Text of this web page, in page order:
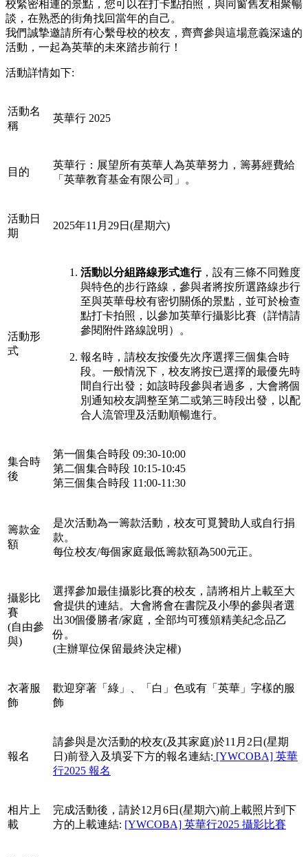
校緊密相連的景點，您可以在打卡點拍照，與同窗舊友相聚暢
談，在熟悉的街角找回當年的自己。
我們誠摯邀請所有心繫母校的校友，齊齊參與這場意義深遠的
活動，一起為英華的未來踏步前行！
活動詳情如下:
活動名
稱
英華行 2025
目的
英華行：展望所有英華人為英華努力，籌募經費給
「英華教育基金有限公司」。
活動日
期
2025年11月29日(星期六)
活動形
式
活動以分組路線形式進行，設有三條不同難度
與特色的步行路線，參與者將按所選路線步行
至與英華母校有密切關係的景點，並可於檢查
點打卡拍照，以參加英華行攝影比賽（詳情請
參閱附件路線說明）。
報名時，請校友按優先次序選擇三個集合時
段。一般情況下，校友將按已選擇的最優先時
間自行出發；如該時段參與者過多，大會將個
別通知校友調整至第二或第三時段出發，以配
合人流管理及活動順暢進行。
集合時
後
第一個集合時段 09:30-10:00
第二個集合時段 10:15-10:45
第三個集合時段 11:00-11:30
籌款金
額
是次活動為一籌款活動，校友可覓贊助人或自行捐
款。
每位校友/每個家庭最低籌款額為500元正。
攝影比
賽
(自由參
與)
選擇參加最佳攝影比賽的校友，請將相片上載至大
會提供的連結。大會將會在書院及小學的參與者選
出30個優勝者/家庭，全部均可獲頒精美紀念品乙
份。
(主辦單位保留最終決定權)
衣著服
飾
歡迎穿著「綠」、「白」色或有「英華」字樣的服
飾
報名
請參與是次活動的校友(及其家庭)於11月2日(星期
日)前登入及填妥下方的報名連結: [YWCOBA] 英華
行2025 報名
相片上
載
完成活動後，請於12月6日(星期六)前上載照片到下
方的上載連結: [YWCOBA] 英華行2025 攝影比賽